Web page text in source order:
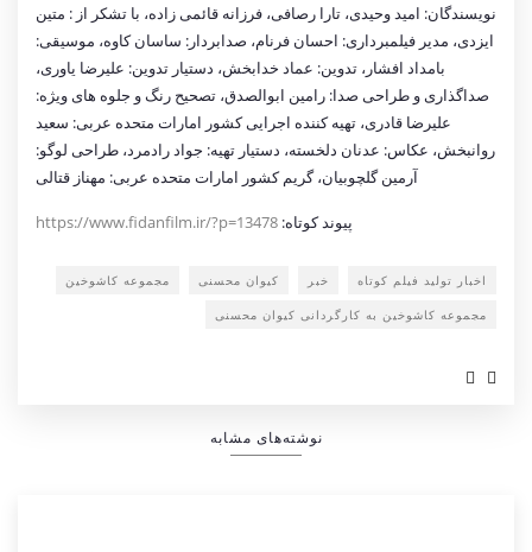
نویسندگان: امید وحیدی، تارا رصافی، فرزانه قائمی زاده، با تشکر از : متین
ایزدی، مدیر فیلمبرداری: احسان فرنام، صدابردار: ساسان کاوه، موسیقی:
بامداد افشار، تدوین: عماد خدابخش، دستیار تدوین: علیرضا یاوری،
صداگذاری و طراحی صدا: رامین ابوالصدق، تصحیح رنگ و جلوه های ویژه:
علیرضا قادری، تهیه کننده اجرایی کشور امارات متحده عربی: سعید
روانبخش، عکاس: عدنان دلخسته، دستیار تهیه: جواد رادمرد، طراحی لوگو:
آرمین گلچوبیان، گریم کشور امارات متحده عربی: مهناز قتالی
پیوند کوتاه: https://www.fidanfilm.ir/?p=13478
اخبار تولید فیلم کوتاه خبر کیوان محسنی مجموعه کاشوخین
مجموعه کاشوخین به کارگردانی کیوان محسنی
نوشته‌های مشابه